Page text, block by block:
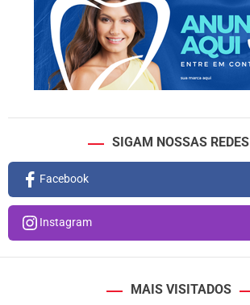
SIGAM NOSSAS REDES
Facebook
Instagram
MAIS VISITADOS